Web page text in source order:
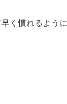
早く慣れるように